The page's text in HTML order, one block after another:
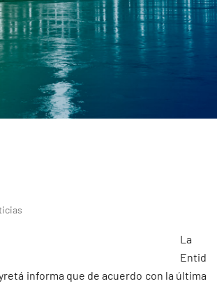
La
Entid
informa que de acuerdo con la última